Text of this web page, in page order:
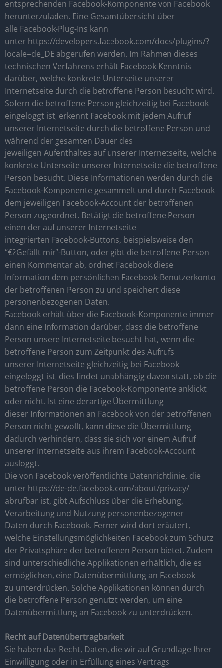
entsprechenden Facebook-Komponente von Facebook
herunterzuladen. Eine Gesamtübersicht über
alle Facebook-Plug-Ins kann
unter https://developers.facebook.com/docs/plugins/?
locale=de_DE abgerufen werden. Im Rahmen dieses
technischen Verfahrens erhält Facebook Kenntnis
darüber, welche konkrete Unterseite unserer
Internetseite durch die betroffene Person besucht wird.
Sofern die betroffene Person gleichzeitig bei Facebook
eingeloggt ist, erkennt Facebook mit jedem Aufruf
unserer Internetseite durch die betroffene Person und
während der gesamten Dauer des
jeweiligen Aufenthaltes auf unserer Internetseite, welche
konkrete Unterseite unserer Internetseite die betroffene
Person besucht. Diese Informationen werden durch die
Facebook-Komponente gesammelt und durch Facebook
dem jeweiligen Facebook-Account der betroffenen
Person zugeordnet. Betätigt die betroffene Person
einen der auf unserer Internetseite
integrierten Facebook-Buttons, beispielsweise den
“€žGefällt mir”-Button, oder gibt die betroffene Person
einen Kommentar ab, ordnet Facebook diese
Information dem persönlichen Facebook-Benutzerkonto
der betroffenen Person zu und speichert diese
personenbezogenen Daten.
Facebook erhält über die Facebook-Komponente immer
dann eine Information darüber, dass die betroffene
Person unsere Internetseite besucht hat, wenn die
betroffene Person zum Zeitpunkt des Aufrufs
unserer Internetseite gleichzeitig bei Facebook
eingeloggt ist; dies findet unabhängig davon statt, ob die
betroffene Person die Facebook-Komponente anklickt
oder nicht. Ist eine derartige Übermittlung
dieser Informationen an Facebook von der betroffenen
Person nicht gewollt, kann diese die Übermittlung
dadurch verhindern, dass sie sich vor einem Aufruf
unserer Internetseite aus ihrem Facebook-Account
ausloggt.
Die von Facebook veröffentlichte Datenrichtlinie, die
unter https://de-de.facebook.com/about/privacy/
abrufbar ist, gibt Aufschluss über die Erhebung,
Verarbeitung und Nutzung personenbezogener
Daten durch Facebook. Ferner wird dort eräutert,
welche Einstellungsmöglichkeiten Facebook zum Schutz
der Privatsphäre der betroffenen Person bietet. Zudem
sind unterschiedliche Applikationen erhältlich, die es
ermöglichen, eine Datenübermittlung an Facebook
zu unterdrücken. Solche Applikationen können durch
die betroffene Person genutzt werden, um eine
Datenübermittlung an Facebook zu unterdrücken.
Recht auf Datenübertragbarkeit
Sie haben das Recht, Daten, die wir auf Grundlage Ihrer
Einwilligung oder in Erfüllung eines Vertrags